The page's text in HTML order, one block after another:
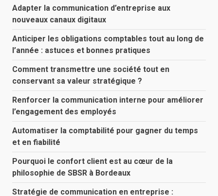
Adapter la communication d’entreprise aux
nouveaux canaux digitaux
Anticiper les obligations comptables tout au long de
l’année : astuces et bonnes pratiques
Comment transmettre une société tout en
conservant sa valeur stratégique ?
Renforcer la communication interne pour améliorer
l’engagement des employés
Automatiser la comptabilité pour gagner du temps
et en fiabilité
Pourquoi le confort client est au cœur de la
philosophie de SBSR à Bordeaux
Stratégie de communication en entreprise :